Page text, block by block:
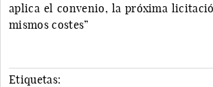
aplica el convenio, la próxima
mismos costes”
Etiquetas: